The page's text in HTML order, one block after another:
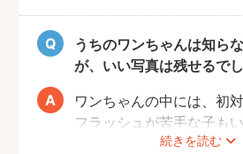
い。
うちのワンちゃんは知ら
が、いい写真は残せるで
続きを読む
ワンちゃんの中には、初
フラッシュが苦手な子もい
fotowaの出張撮影は、ペ